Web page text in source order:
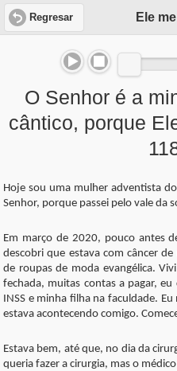
Regresar Ele
O Senhor é a
cântico, porque
Hoje sou uma mulher adventista
Senhor, porque passei pelo vale da
Em março de 2020, pouco antes
descobri que estava com câncer
de roupas de moda evangélica.
fechada, muitas contas a pagar,
INSS e minha filha na faculdade.
estava acontecendo comigo.
Estava bem, até que, no dia da
queria fazer a cirurgia, mas o